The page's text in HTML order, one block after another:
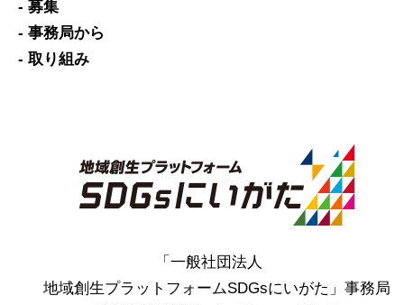
- 募集
- 事務局から
- 取り組み
「一般社団法人
地域創生プラットフォームSDGsにいがた」事務局